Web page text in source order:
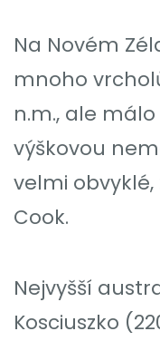
Na Novém
mnoho
n.m., ale
výškovou
velmi
Cook.
Nejvyšší
Kosciuszko